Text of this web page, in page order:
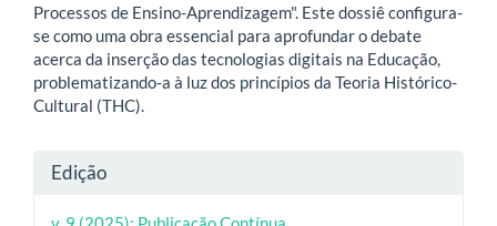
Processos de Ensino-Aprendizagem". Este dossiê configura-
se como uma obra essencial para aprofundar o debate
acerca da inserção das tecnologias digitais na Educação,
problematizando-a à luz dos princípios da Teoria Histórico-
Cultural (THC).
Detalhes
do
Edição